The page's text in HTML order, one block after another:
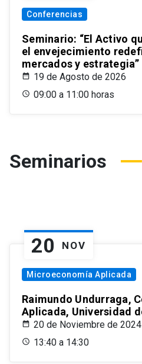
Conferencias
Seminario: “El Activo
el envejecimiento
mercados y estrategia”
19 de Agosto de 2026
09:00 a 11:00 horas
Seminarios
20 NOV
Microeconomía Aplicada
Raimundo Undurraga,
Aplicada, Universidad
20 de Noviembre de 2024
13:40 a 14:30